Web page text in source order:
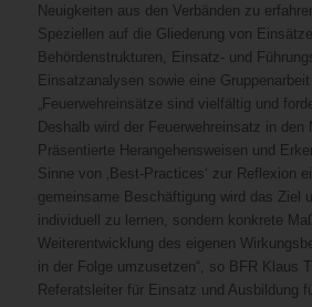
Neuigkeiten aus den Verbänden zu
Speziellen auf die Gliederung von
Behördenstrukturen, Einsatz- und
Einsatzanalysen sowie eine Gruppenarbeit
„Feuerwehreinsätze sind vielfältig und
Deshalb wird der Feuerwehreinsatz in den
Präsentierte Herangehensweisen und
Sinne von ‚Best-Practices‘ zur Reflexion
gemeinsame Beschäftigung wird das Ziel
individuell zu lernen, sondern konkrete
Weiterentwicklung des eigenen
in der Folge umzusetzen“, so BFR Klaus
Referatsleiter für Einsatz und Ausbildung